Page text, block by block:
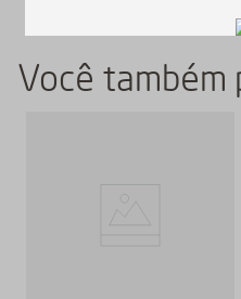
Você também